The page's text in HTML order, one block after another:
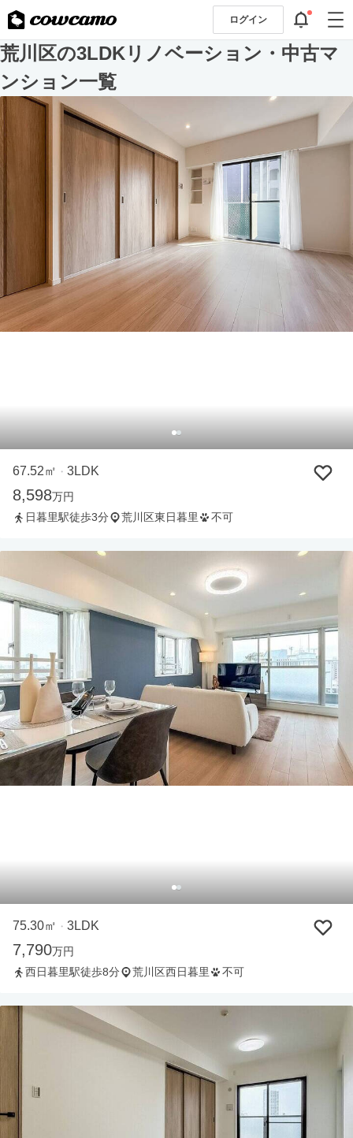
ログイン
荒川区の3LDKリノベーション・中古マ
ンション一覧
67.52㎡ ・ 3LDK
8,598万円
日暮里駅徒歩3分
荒川区東日暮里 不可
75.30㎡ ・ 3LDK
7,790万円
西日暮里駅徒歩8分
荒川区西日暮里 不可